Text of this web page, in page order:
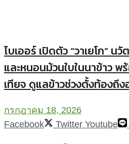
ไบเออร์ เปิดตัว “วาเยโก”
และหนอนม้วนใบในนาข้าว พ
เทียจ ดูแลข้าวช่วงตั้งท้องถึง
กรกฎาคม 18, 2026
Facebook
Twitter Youtube